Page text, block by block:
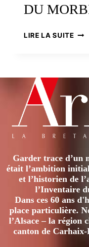
DU
LIRE LA SUITELE
Garder trace d’un
était l’ambition
et l’historien de
l’Inventaire
Dans ces 60 ans
place particulière.
l’Alsace – la région
canton de